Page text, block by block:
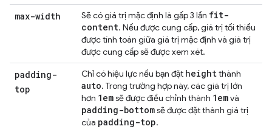
max-width Sẽ có giá trị mặc định là gấp 3 lần fit-
content. Nếu được cung cấp, giá trị tối thiểu
được tính toán giữa giá trị mặc định và giá trị
được cung cấp sẽ được xem xét.
padding-
top
Chỉ có hiệu lực nếu bạn đặt heightthành
auto. Trong trường hợp này, các giá trị lớn
hơn 1emsẽ được điều chỉnh thành 1emvà
padding-bottomsẽ được đặt thành giá trị
của padding-top.